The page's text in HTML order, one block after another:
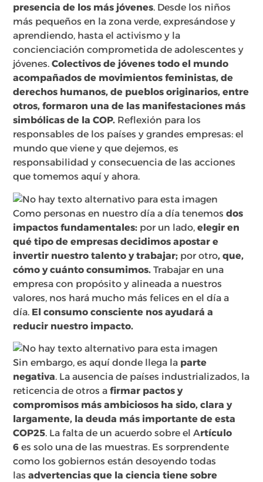
presencia de los más jóvenes. Desde los niños
más pequeños en la zona verde, expresándose y
aprendiendo, hasta el activismo y la
concienciación comprometida de adolescentes y
jóvenes.Colectivos de jóvenes todo el mundo
acompañados de movimientos feministas, de
derechos humanos, de pueblos originarios, entre
otros, formaron una de las manifestaciones más
simbólicas de la COP. Reflexión para los
responsables de los países y grandes empresas: el
mundo que viene y que dejemos, es
responsabilidad y consecuencia de las acciones
que tomemos aquí y ahora.
Como personas en nuestro día a día tenemosdos
impactos fundamentales: por un lado, elegir en
qué tipo de empresas decidimos apostar e
invertir nuestro talento y trabajar; por otro, que,
cómo y cuánto consumimos. Trabajar en una
empresa con propósito y alineada a nuestros
valores, nos hará mucho más felices en el día a
día. El consumo consciente nos ayudará a
reducir nuestro impacto.
Sin embargo, es aquí donde llega la parte
negativa. La ausencia de países industrializados, la
reticencia de otros afirmar pactos y
compromisos más ambiciosos ha sido, clara y
largamente, la deuda más importante de esta
COP25. La falta de un acuerdo sobre el Artículo
6es solo una de las muestras. Es sorprendente
como los gobiernos están desoyendo todas
lasadvertencias que la ciencia tiene sobre